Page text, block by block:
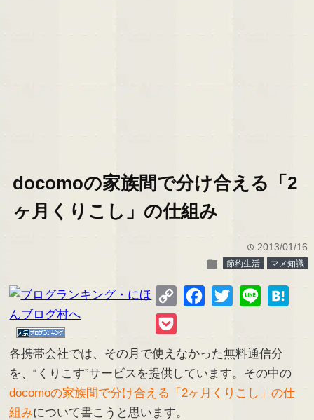
docomoの家族間で分け合える「2
ヶ月くりこし」の仕組み
time 2013/01/16
folder 節約生活 マメ知識
Copy
Facebook
Twitter Line
各携帯会社では、その月で使えなかった無料通信分
を、“くりこす”サービスを提供しています。その中の
docomoの家族間で分け合える「2ヶ月くりこし」の仕
組みについて書こうと思います。